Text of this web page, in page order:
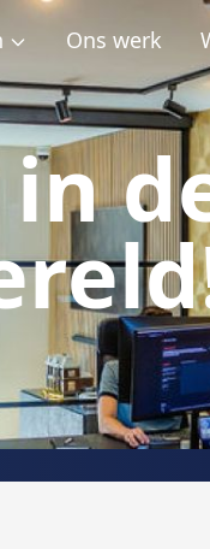
Ons werk
in